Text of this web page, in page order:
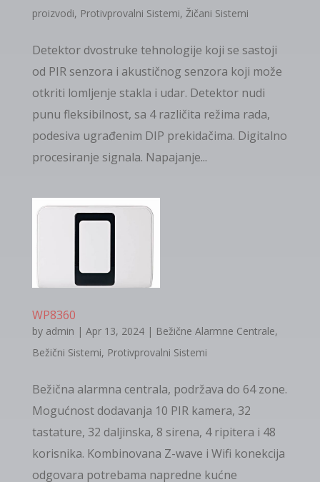
proizvodi, Protivprovalni Sistemi, Žičani Sistemi
Detektor dvostruke tehnologije koji se sastoji
od PIR senzora i akustičnog senzora koji može
otkriti lomljenje stakla i udar. Detektor nudi
punu fleksibilnost, sa 4 različita režima rada,
podesiva ugrađenim DIP prekidačima. Digitalno
procesiranje signala. Napajanje...
WP8360
by admin | Apr 13, 2024| Bežične Alarmne Centrale,
Bežični Sistemi, Protivprovalni Sistemi
Bežična alarmna centrala, podržava do 64 zone.
Mogućnost dodavanja 10 PIR kamera, 32
tastature, 32 daljinska, 8 sirena, 4 ripitera i 48
korisnika. Kombinovana Z-wave i Wifi konekcija
odgovara potrebama napredne kućne